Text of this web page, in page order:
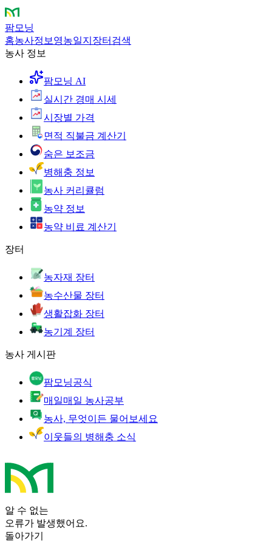
팜모닝
홈농사정보 영농일지 장터 검색
농사 정보
팜모닝 AI
실시간 경매 시세
시장별 가격
면적 직불금 계산기
숨은 보조금
병해충 정보
농사 커리큘럼
농약 정보
농약 비료 계산기
장터
농자재 장터
농수산물 장터
생활잡화 장터
농기계 장터
농사 게시판
팜모닝공식
매일매일 농사공부
농사, 무엇이든 물어보세요
이웃들의 병해충 소식
알 수 없는
오류가 발생했어요.
돌아가기